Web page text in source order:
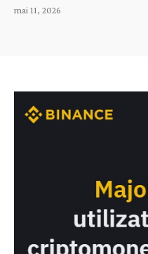
mai 11, 2026